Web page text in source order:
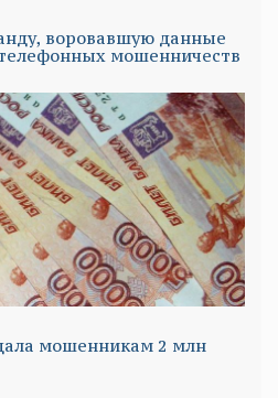
воровавшую данные
мошенничеств
мошенникам 2 млн